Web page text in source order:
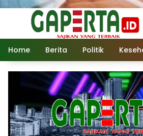
Home Berita Politik